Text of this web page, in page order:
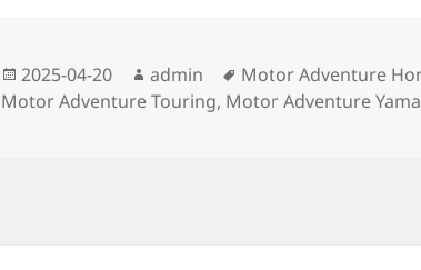
Diposkan
pada
2025-04-20 Penulis
admin Tag
Motor Adventure
Motor Adventure Touring, Motor Adventure